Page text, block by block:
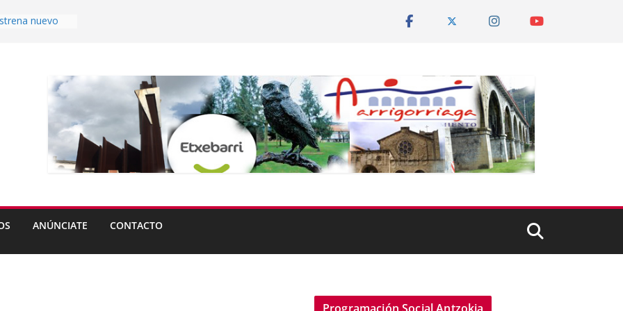
nuevo
abren plazo
de
partir del lunes
ANÚNCIATE CONTACTO